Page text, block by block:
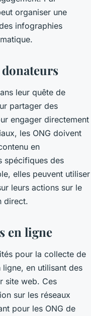
organiser une
infographies
leur quête de
partager des
engager directement
les ONG doivent
en
spécifiques des
elles peuvent utiliser
leurs actions sur le
direct.
en ligne
pour la collecte de
en utilisant des
site web. Ces
sur les réseaux
pour les ONG de